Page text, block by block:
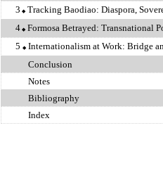
3 ◆Tracking Baodiao: Diaspora,
4 ◆Formosa Betrayed: Transnational
5 ◆Internationalism at Work: Bridge
Conclusion
Notes
Bibliography
Index